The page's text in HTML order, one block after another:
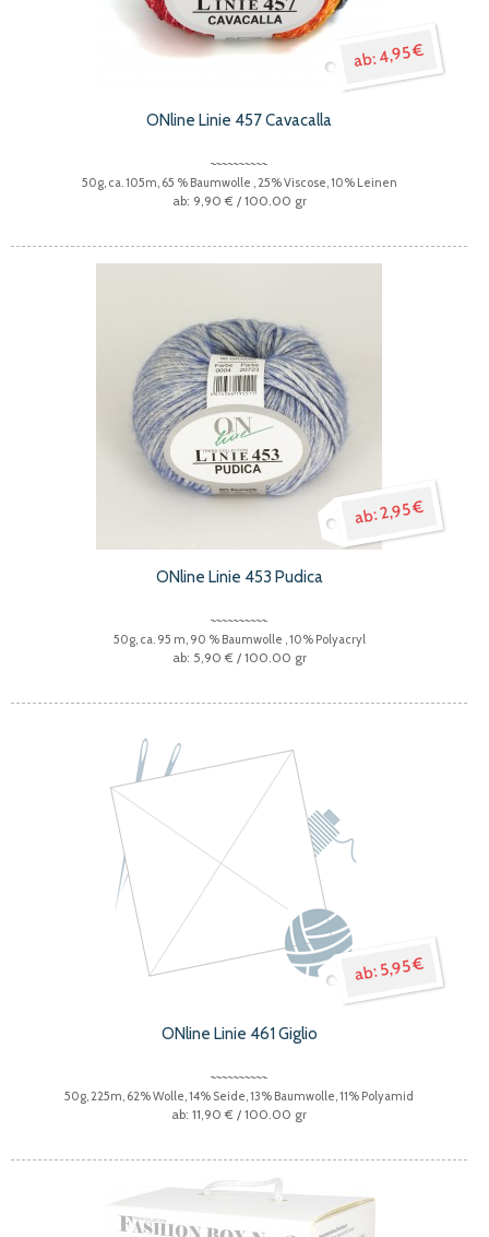
4,95 €
ONline Linie 457 Cavacalla
50g, ca. 105m, 65 % Baumwolle , 25% Viscose, 10% Leinen
9,90 € / 100.00 gr
2,95 €
ONline Linie 453 Pudica
50g, ca. 95 m, 90 % Baumwolle , 10% Polyacryl
5,90 € / 100.00 gr
5,95 €
ONline Linie 461 Giglio
50g, 225m, 62% Wolle, 14% Seide, 13% Baumwolle, 11% Polyamid
11,90 € / 100.00 gr